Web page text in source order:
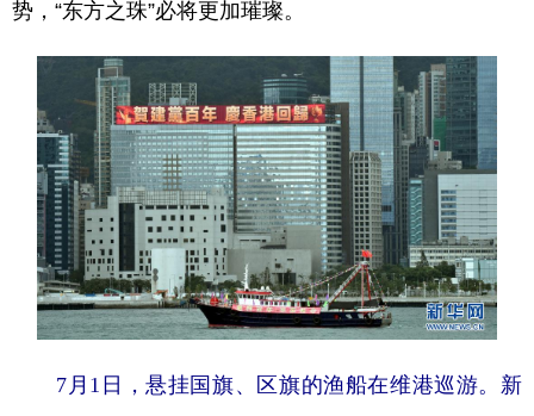
势，“东方之珠”必将更加璀璨。
7月1日，悬挂国旗、区旗的渔船在维港巡游。新